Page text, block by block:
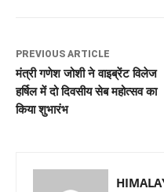
PREVIOUS ARTICLE
मंत्री गणेश जोशी ने वाइब्रेंट विलेज
हर्षिल में दो दिवसीय सेब महोत्सव का
किया शुभारंभ